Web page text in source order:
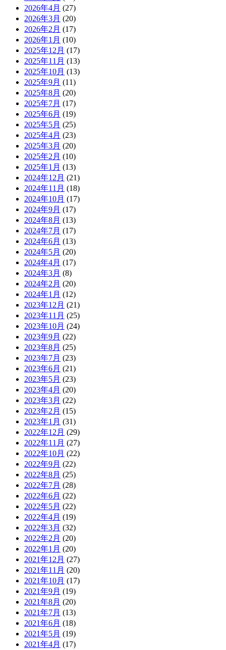
2026年4月 (27)
2026年3月 (20)
2026年2月 (17)
2026年1月 (10)
2025年12月 (17)
2025年11月 (13)
2025年10月 (13)
2025年9月 (11)
2025年8月 (20)
2025年7月 (17)
2025年6月 (19)
2025年5月 (25)
2025年4月 (23)
2025年3月 (20)
2025年2月 (10)
2025年1月 (13)
2024年12月 (21)
2024年11月 (18)
2024年10月 (17)
2024年9月 (17)
2024年8月 (13)
2024年7月 (17)
2024年6月 (13)
2024年5月 (20)
2024年4月 (17)
2024年3月 (8)
2024年2月 (20)
2024年1月 (12)
2023年12月 (21)
2023年11月 (25)
2023年10月 (24)
2023年9月 (22)
2023年8月 (25)
2023年7月 (23)
2023年6月 (21)
2023年5月 (23)
2023年4月 (20)
2023年3月 (22)
2023年2月 (15)
2023年1月 (31)
2022年12月 (29)
2022年11月 (27)
2022年10月 (22)
2022年9月 (22)
2022年8月 (25)
2022年7月 (28)
2022年6月 (22)
2022年5月 (22)
2022年4月 (19)
2022年3月 (32)
2022年2月 (20)
2022年1月 (20)
2021年12月 (27)
2021年11月 (20)
2021年10月 (17)
2021年9月 (19)
2021年8月 (20)
2021年7月 (13)
2021年6月 (18)
2021年5月 (19)
2021年4月 (17)